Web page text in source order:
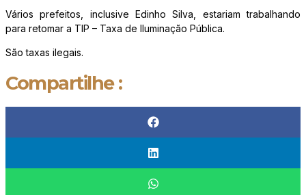
Vários prefeitos, inclusive Edinho Silva, estariam trabalhando
para retomar a TIP – Taxa de Iluminação Pública.
São taxas ilegais.
Compartilhe :